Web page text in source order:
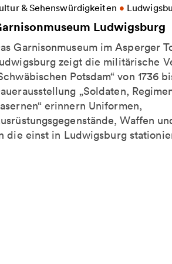
& Sehenswürdigkeiten •
Ludwigsburg
Garnisonmuseum im Asperger
zeigt die militärische
Potsdam“ von 1736
„Soldaten,
erinnern Uniformen,
Waffen
die einst in Ludwigsburg
information on